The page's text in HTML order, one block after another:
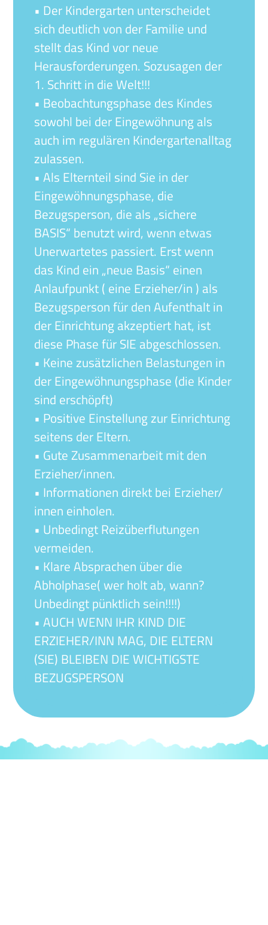
• Der Kindergarten unterscheidet
sich deutlich von der Familie und
stellt das Kind vor neue
Herausforderungen. Sozusagen der
1. Schritt in die Welt!!!
• Beobachtungsphase des Kindes
sowohl bei der Eingewöhnung als
auch im regulären Kindergartenalltag
zulassen.
• Als Elternteil sind Sie in der
Eingewöhnungsphase, die
Bezugsperson, die als „sichere
BASIS“ benutzt wird, wenn etwas
Unerwartetes passiert. Erst wenn
das Kind ein „neue Basis“ einen
Anlaufpunkt ( eine Erzieher/in ) als
Bezugsperson für den Aufenthalt in
der Einrichtung akzeptiert hat, ist
diese Phase für SIE abgeschlossen.
• Keine zusätzlichen Belastungen in
der Eingewöhnungsphase (die Kinder
sind erschöpft)
• Positive Einstellung zur Einrichtung
seitens der Eltern.
• Gute Zusammenarbeit mit den
Erzieher/innen.
• Informationen direkt bei Erzieher/
innen einholen.
• Unbedingt Reizüberflutungen
vermeiden.
• Klare Absprachen über die
Abholphase( wer holt ab, wann?
Unbedingt pünktlich sein!!!!)
• AUCH WENN IHR KIND DIE
ERZIEHER/INN MAG, DIE ELTERN
(SIE) BLEIBEN DIE WICHTIGSTE
BEZUGSPERSON